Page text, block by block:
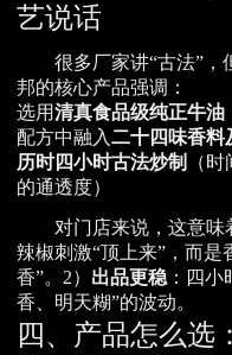
艺说话
很多厂家讲“古法”，
邦的核心产品强调：
选用清真食品级纯正牛油
配方中融入二十四味香料
历时四小时古法炒制
（
的通透度）
对门店来说，这意味
辣椒刺激“顶上来”，而是
香”。2） 出品更稳 ：四
香、明天糊”的波动。
四、产品怎么选